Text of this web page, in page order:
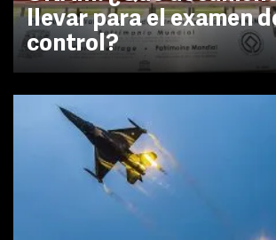
llevar para el examen
control?